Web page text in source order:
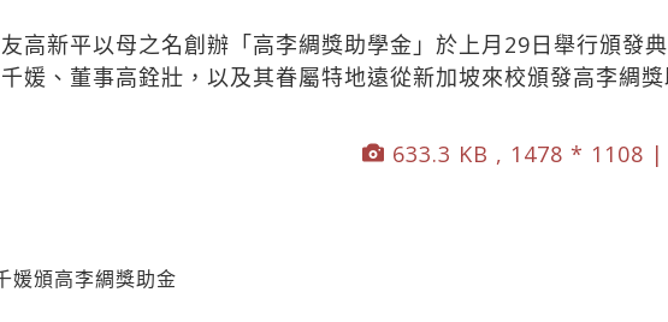
高新平以母之名創辦「高李綢獎助學金」於上月29日舉行頒發
媛、董事高銓壯，以及其眷屬特地遠從新加坡來校頒發高李綢
633.3 KB , 1478 * 1108 |
媛頒高李綢獎助金